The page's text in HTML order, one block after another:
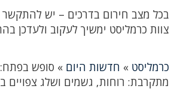
בכל מצב חירום בדרכים – יש להתקשר
צוות כרמליסט ימשיך לעקוב ולעדכן
כרמליסט » חדשות היום » סופש
מתקרבת: רוחות, גשמים ושלג צפויים